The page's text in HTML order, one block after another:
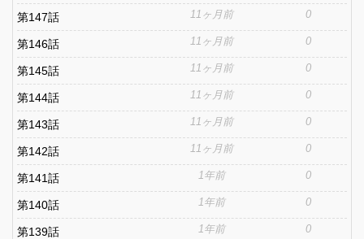
第147話 11ヶ月前 0
第146話 11ヶ月前 0
第145話 11ヶ月前 0
第144話 11ヶ月前 0
第143話 11ヶ月前 0
第142話 11ヶ月前 0
第141話 1年前 0
第140話 1年前 0
第139話 1年前 0